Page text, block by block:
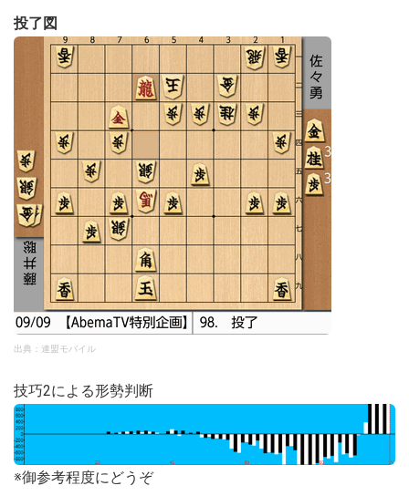
投了図
出典：連盟モバイル
技巧2による形勢判断
※御参考程度にどうぞ